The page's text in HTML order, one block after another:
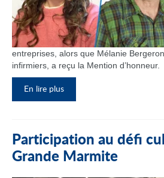
entreprises, alors que Mélanie
infirmiers, a reçu la Mention d’honneur.
En lire plus
Participation au défi
Grande Marmite